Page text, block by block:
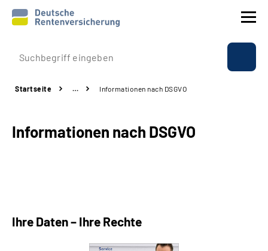
Prävention
Rente
Startseite … Informationen nach DSGVO
Informationen nach DSGVO
Ihre Daten – Ihre Rechte